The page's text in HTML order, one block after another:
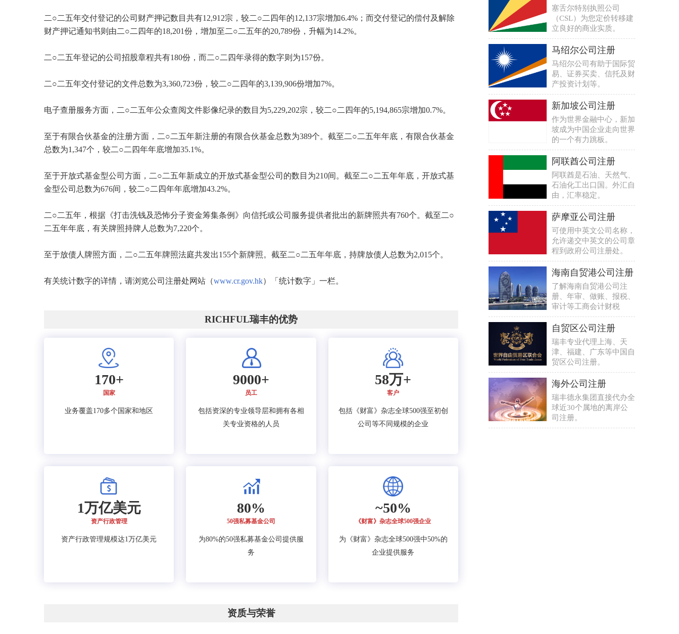
二○二五年交付登记的公司财产押记数目共有12,912宗，较二○二四年的12,137宗增加6.4%；而交付登记的偿付及解除
财产押记通知书则由二○二四年的18,201份，增加至二○二五年的20,789份，升幅为14.2%。
二○二五年登记的公司招股章程共有180份，而二○二四年录得的数字则为157份。
二○二五年交付登记的文件总数为3,360,723份，较二○二四年的3,139,906份增加7%。
电子查册服务方面，二○二五年公众查阅文件影像纪录的数目为5,229,202宗，较二○二四年的5,194,865宗增加0.7%。
至于有限合伙基金的注册方面，二○二五年新注册的有限合伙基金总数为389个。截至二○二五年年底，有限合伙基金
总数为1,347个，较二○二四年年底增加35.1%。
至于开放式基金型公司方面，二○二五年新成立的开放式基金型公司的数目为210间。截至二○二五年年底，开放式基
金型公司总数为676间，较二○二四年年底增加43.2%。
二○二五年，根据《打击洗钱及恐怖分子资金筹集条例》向信托或公司服务提供者批出的新牌照共有760个。截至二○
二五年年底，有关牌照持牌人总数为7,220个。
至于放债人牌照方面，二○二五年牌照法庭共发出155个新牌照。截至二○二五年年底，持牌放债人总数为2,015个。
有关统计数字的详情，请浏览公司注册处网站（www.cr.gov.hk）「统计数字」一栏。
RICHFUL瑞丰的优势
170+
国家
业务覆盖170多个国家和地区
9000+
员工
包括资深的专业领导层和拥有各相
关专业资格的人员
58万+
客户
包括《财富》杂志全球500强至初创
公司等不同规模的企业
1万亿美元
资产行政管理
资产行政管理规模达1万亿美元
80%
50强私募基金公司
为80%的50强私募基金公司提供服
务
~50%
《财富》杂志全球500强企业
为《财富》杂志全球500强中50%的
企业提供服务
资质与荣誉
塞舌尔特别执照公司
（CSL）为您定价转移建
立良好的商业实质。
马绍尔公司注册
马绍尔公司有助于国际贸
易、证券买卖、信托及财
产投资计划等。
新加坡公司注册
作为世界金融中心，新加
坡成为中国企业走向世界
的一个有力跳板。
阿联酋公司注册
阿联酋是石油、天然气、
石油化工出口国。外汇自
由，汇率稳定。
萨摩亚公司注册
可使用中英文公司名称，
允许递交中英文的公司章
程到政府公司注册处。
海南自贸港公司注册
了解海南自贸港公司注
册、年审、做账、报税、
审计等工商会计财税
自贸区公司注册
瑞丰专业代理上海、天
津、福建、广东等中国自
贸区公司注册。
海外公司注册
瑞丰德永集团直接代办全
球近30个属地的离岸公
司注册。